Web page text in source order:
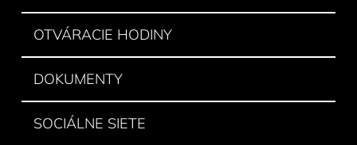
OTVÁRACIE HODINY
DOKUMENTY
SOCIÁLNE SIETE